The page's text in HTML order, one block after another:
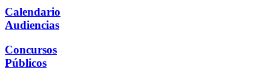
Calendario
Audiencias
Concursos
Públicos